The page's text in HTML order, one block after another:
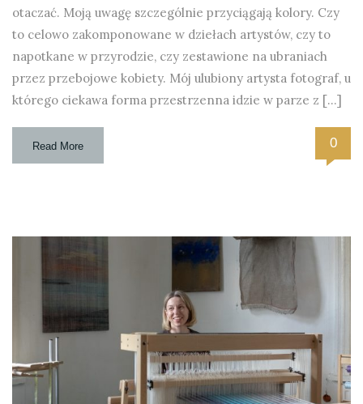
otaczać. Moją uwagę szczególnie przyciągają kolory. Czy
to celowo zakomponowane w dziełach artystów, czy to
napotkane w przyrodzie, czy zestawione na ubraniach
przez przebojowe kobiety. Mój ulubiony artysta fotograf, u
którego ciekawa forma przestrzenna idzie w parze z […]
Read More 0